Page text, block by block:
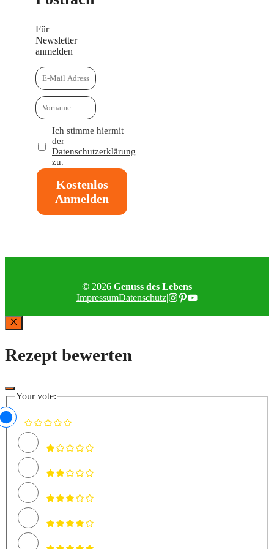
Für
Newsletter
anmelden
Ich stimme hiermit
der
Datenschutzerklärung
zu.
Kostenlos
Anmelden
© 2026 Genuss des Lebens
ImpressumDatenschutz|
Schließen
Rezept bewerten
Your vote: